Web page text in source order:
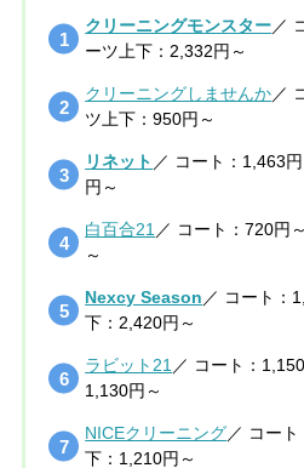
クリーニングモンスター／
ーツ上下：2,332円～
クリーニングしませんか／
ツ上下：950円～
リネット ／ コート：1,463
円～
白百合21 ／ コート：720円
～
Nexcy Season ／ コート：
下：2,420円～
ラビット21 ／ コート：
1,130円～
NICEクリーニング／ コー
下：1,210円～